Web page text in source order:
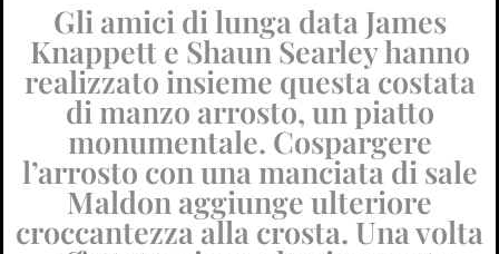
Gli amici di lunga data James
Knappett e Shaun Searley hanno
realizzato insieme questa costata
di manzo arrosto, un piatto
monumentale. Cospargere
l’arrosto con una manciata di sale
Maldon aggiunge ulteriore
croccantezza alla crosta. Una volta